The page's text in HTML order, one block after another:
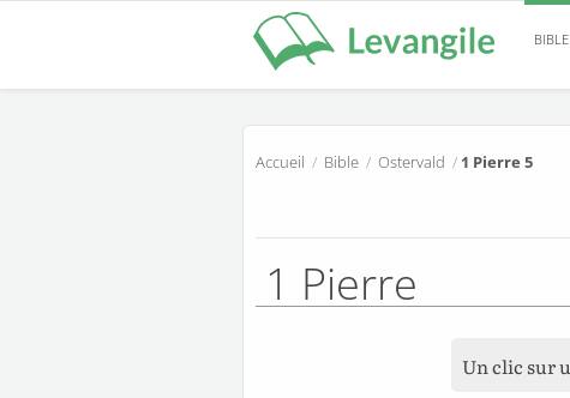
BIBLE
Accueil / Bible / Ostervald / 1 Pierre 5
1 Pierre
Un clic sur